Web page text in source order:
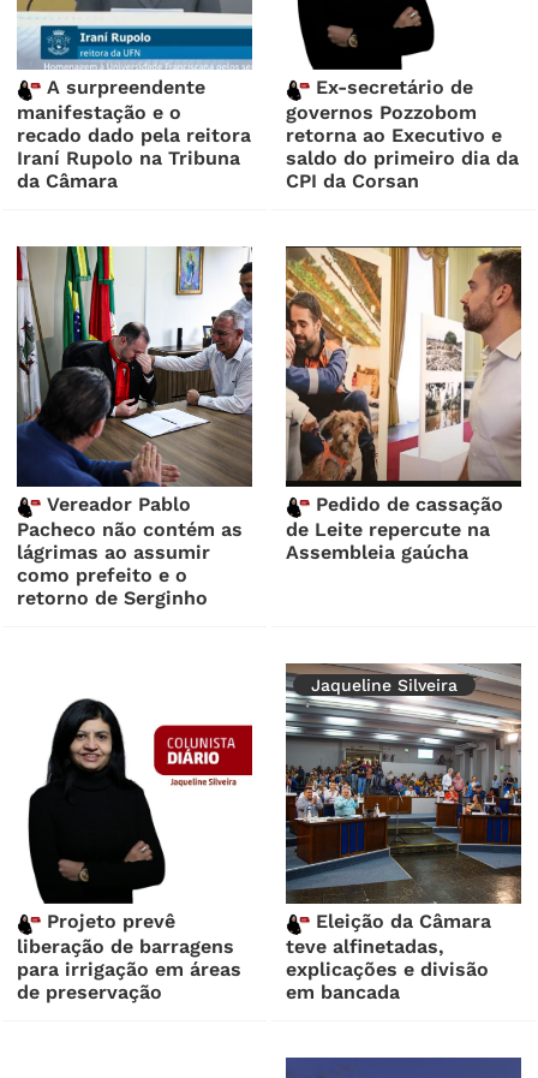
A surpreendente
manifestação e o
recado dado pela reitora
Iraní Rupolo na Tribuna
da Câmara
Ex-secretário de
governos Pozzobom
retorna ao Executivo e
saldo do primeiro dia da
CPI da Corsan
Vereador Pablo
Pacheco não contém as
lágrimas ao assumir
como prefeito e o
retorno de Serginho
Pedido de cassação
de Leite repercute na
Assembleia gaúcha
Projeto prevê
liberação de barragens
para irrigação em áreas
de preservação
Jaqueline Silveira
Eleição da Câmara
teve alfinetadas,
explicações e divisão
em bancada